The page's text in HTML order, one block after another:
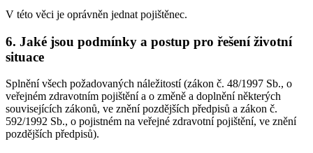
V této věci je oprávněn jednat pojištěnec.
6. Jaké jsou podmínky a postup pro řešení životní
situace
Splnění všech požadovaných náležitostí (zákon č. 48/1997 Sb., o
veřejném zdravotním pojištění a o změně a doplnění některých
souvisejících zákonů, ve znění pozdějších předpisů a zákon č.
592/1992 Sb., o pojistném na veřejné zdravotní pojištění, ve znění
pozdějších předpisů).